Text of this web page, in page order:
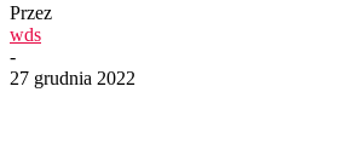
Przez
wds
-
27 grudnia 2022